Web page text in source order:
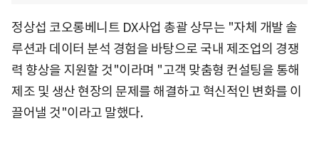
정상섭 코오롱베니트 DX사업 총괄 상무는 "자체 개발 솔
루션과 데이터 분석 경험을 바탕으로 국내 제조업의 경쟁
력 향상을 지원할 것"이라며 "고객 맞춤형 컨설팅을 통해
제조 및 생산 현장의 문제를 해결하고 혁신적인 변화를 이
끌어낼 것"이라고 말했다.